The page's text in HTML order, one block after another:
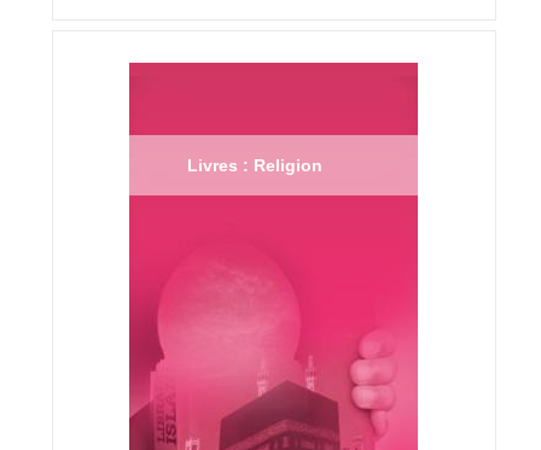
Livres : Religion